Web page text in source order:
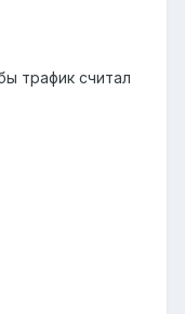
трафик считал